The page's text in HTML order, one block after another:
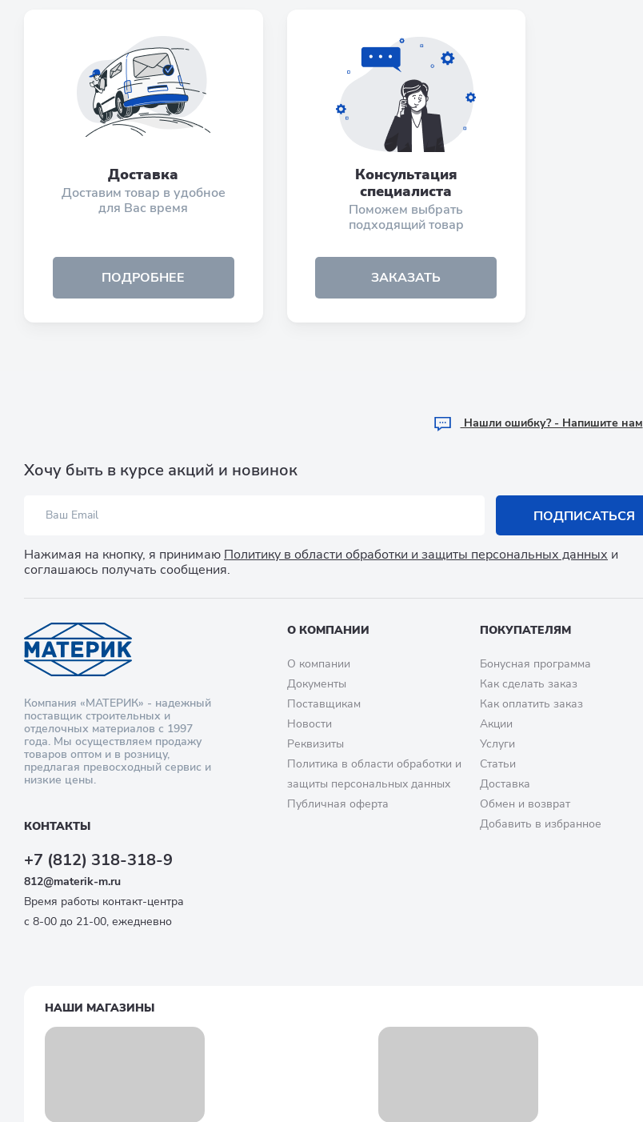
Доставка
Доставим товар в удобное
для Вас время
ПОДРОБНЕЕ
Консультация
специалиста
Поможем выбрать
подходящий товар
ЗАКАЗАТЬ
Hашли ошибку? - Напишите нам
Хочу быть в курсе акций и новинок
ПОДПИСАТЬСЯ
Нажимая на кнопку, я принимаю Политику в области обработки и защиты персональных данных и
соглашаюсь получать сообщения.
Компания «МАТЕРИК» - надежный
поставщик строительных и
отделочных материалов с 1997
года. Мы осуществляем продажу
товаров оптом и в розницу,
предлагая превосходный сервис и
низкие цены.
КОНТАКТЫ
+7 (812) 318-318-9
812@materik-m.ru
Время работы контакт-центра
с 8-00 до 21-00, ежедневно
О КОМПАНИИ
О компании
Документы
Поставщикам
Новости
Реквизиты
Политика в области обработки и
защиты персональных данных
Публичная оферта
ПОКУПАТЕЛЯМ
Бонусная программа
Как сделать заказ
Как оплатить заказ
Акции
Услуги
Статьи
Доставка
Обмен и возврат
Добавить в избранное
НАШИ МАГАЗИНЫ